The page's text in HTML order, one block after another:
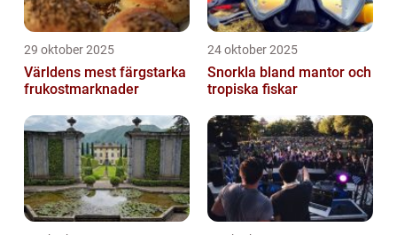
29 oktober 2025
Världens mest färgstarka
frukostmarknader
24 oktober 2025
Snorkla bland mantor och
tropiska fiskar